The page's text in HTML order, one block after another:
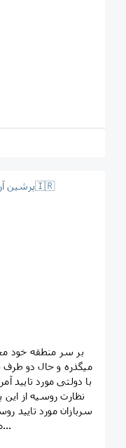
🇮🇷PersianArma (TFI) | پرشین آرما🇮🇷
نظارت روسیه از
سربازان مورد تایید
منابع اطلاعاتی روسیه با خبر شدند که...